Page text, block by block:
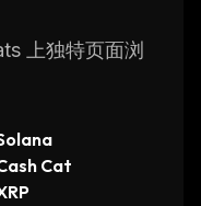
上独特页面浏
Cat